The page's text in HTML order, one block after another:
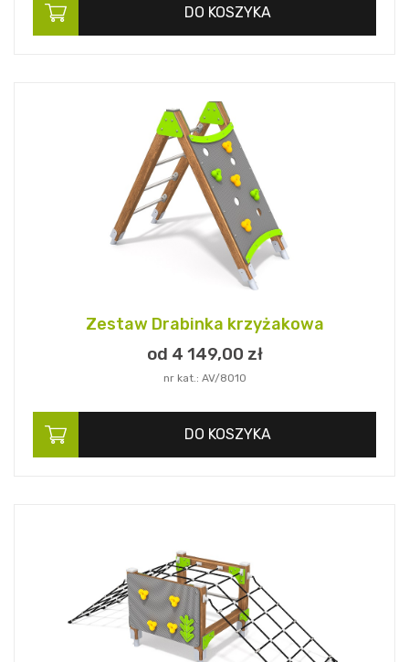
DO KOSZYKA
Zestaw Drabinka krzyżakowa
od 4 149,00 zł
nr kat.: AV/8010
DO KOSZYKA